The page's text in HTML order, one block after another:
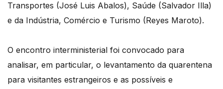
Transportes (José Luis Abalos), Saúde (Salvador Illa)
e da Indústria, Comércio e Turismo (Reyes Maroto).
O encontro interministerial foi convocado para
analisar, em particular, o levantamento da quarentena
para visitantes estrangeiros e as possíveis e